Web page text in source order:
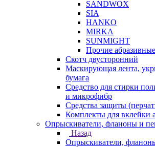
SANDWOX
SIA
HANKO
MIRKA
SUNMIGHT
Прочие
Скотч двусторонний
Маскирующая лента,
бумага
Средство для стирки
и микрофибр
Средства защиты
Комплекты для вклейки
Опрыскиватели, фланоны и
Назад
Опрыскиватели,